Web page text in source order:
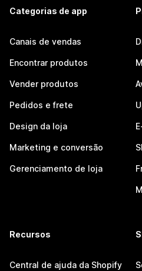
Categorias de app
Canais de vendas
Encontrar produtos
Vender produtos
Pedidos e frete
Design da loja
Marketing e conversão
Gerenciamento de loja
Recursos
Central de ajuda da Shopify